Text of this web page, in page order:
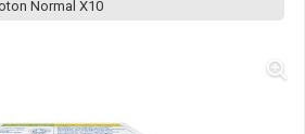
Normal X10